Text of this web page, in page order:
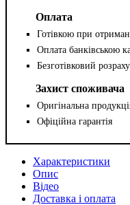
Оплата
Готівкою при
Оплата банківською
Безготівковий
Захист споживача
Оригінальна
Офіційна гарантія
Характеристики
Опис
Відео
Доставка і оплата